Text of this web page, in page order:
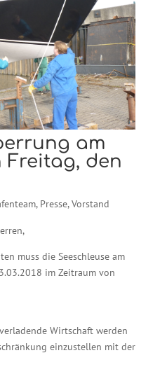
am
Freitag, den
, Presse,Vorstand
muss die Seeschleuse am
im Zeitraum von
Wirtschaft werden
einzustellen mit der